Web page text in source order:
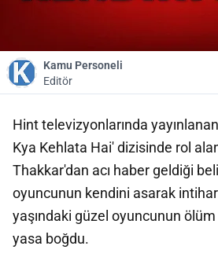
Kamu Personeli
Editör
Hint televizyonlarında
Kya Kehlata Hai' dizisinde rol
Thakkar'dan acı haber geldiği
oyuncunun kendini asarak
yaşındaki güzel oyuncunun
yasa boğdu.